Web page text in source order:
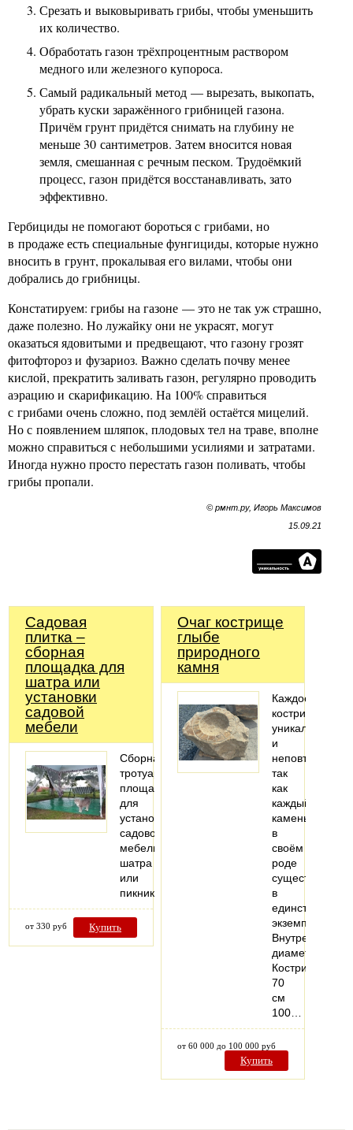
Срезать и выковыривать грибы, чтобы уменьшить
их количество.
Обработать газон трёхпроцентным раствором
медного или железного купороса.
Самый радикальный метод — вырезать, выкопать,
убрать куски заражённого грибницей газона.
Причём грунт придётся снимать на глубину не
меньше 30 сантиметров. Затем вносится новая
земля, смешанная с речным песком. Трудоёмкий
процесс, газон придётся восстанавливать, зато
эффективно.
Гербициды не помогают бороться с грибами, но
в продаже есть специальные фунгициды, которые нужно
вносить в грунт, прокалывая его вилами, чтобы они
добрались до грибницы.
Констатируем: грибы на газоне — это не так уж страшно,
даже полезно. Но лужайку они не украсят, могут
оказаться ядовитыми и предвещают, что газону грозят
фитофтороз и фузариоз. Важно сделать почву менее
кислой, прекратить заливать газон, регулярно проводить
аэрацию и скарификацию. На 100% справиться
с грибами очень сложно, под землёй остаётся мицелий.
Но с появлением шляпок, плодовых тел на траве, вполне
можно справиться с небольшими усилиями и затратами.
Иногда нужно просто перестать газон поливать, чтобы
грибы пропали.
© рмнт.ру, Игорь Максимов
15.09.21
Садовая
плитка –
сборная
площадка для
шатра или
установки
садовой
мебели
Сборная
тротуарная
площадка
для
установки
садовой
мебели,
шатра
или
пикника.
от 330 руб Купить
Очаг кострище
глыбе
природного
камня
Каждое
кострище
уникально
и
неповторимо
так
как
каждый
камень
в
своём
роде
существует
в
единственном
экземпляре.
Внутренний
диаметр
Кострища:
70
см
100…
от 60 000 до 100 000 руб
Купить